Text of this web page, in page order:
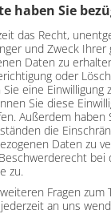
haben Sie
das Recht,
und Zweck Ihrer
Daten zu
oder
Sie eine Einwilligung
Sie diese
Außerdem haben
die
Daten zu
bei
zu.
Fragen zum
an uns